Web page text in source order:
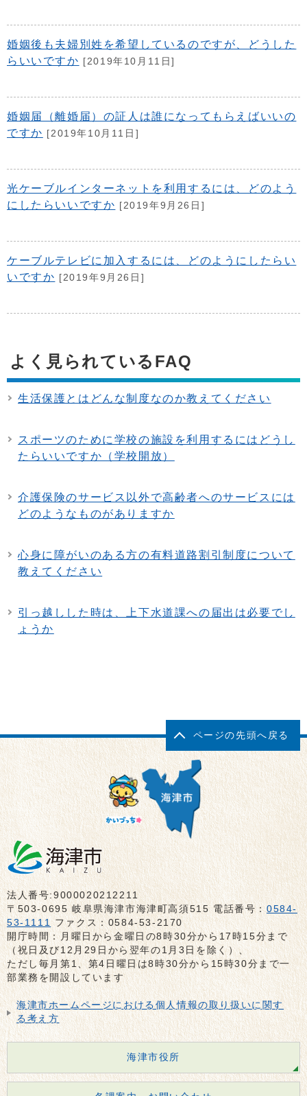
婚姻後も夫婦別姓を希望しているのですが、どうした
らいいですか [2019年10月11日]
婚姻届（離婚届）の証人は誰になってもらえばいいの
ですか [2019年10月11日]
光ケーブルインターネットを利用するには、どのよう
にしたらいいですか [2019年9月26日]
ケーブルテレビに加入するには、どのようにしたらい
いですか [2019年9月26日]
よく見られているFAQ
生活保護とはどんな制度なのか教えてください
スポーツのために学校の施設を利用するにはどうし
たらいいですか（学校開放）
介護保険のサービス以外で高齢者へのサービスには
どのようなものがありますか
心身に障がいのある方の有料道路割引制度について
教えてください
引っ越しした時は、上下水道課への届出は必要でし
ょうか
ページの先頭へ戻る
法人番号:9000020212211
〒503-0695 岐阜県海津市海津町高須515 電話番号：0584-
53-1111 ファクス：0584-53-2170
開庁時間：月曜日から金曜日の8時30分から17時15分まで
（祝日及び12月29日から翌年の1月3日を除く）、
ただし毎月第1、第4日曜日は8時30分から15時30分まで一
部業務を開設しています
海津市ホームページにおける個人情報の取り扱いに関す
る考え方
海津市役所